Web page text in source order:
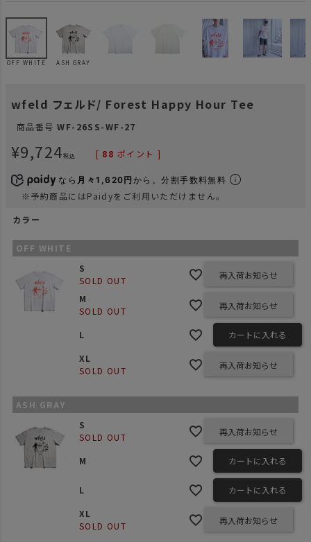
OFF WHITE ASH GRAY
wfeld フェルド/ Forest Happy Hour Tee
商品番号 WF-26SS-WF-27
¥9,724税込 [ 88 ポイント ]
なら 月々1,620円 から。分割手数料無料
※予約商品にはPaidyをご利用いただけません。
カラー
OFF WHITE
S
SOLD OUT
再入荷お知らせ
M
SOLD OUT
再入荷お知らせ
L
カートに入れる
XL
SOLD OUT
再入荷お知らせ
ASH GRAY
S
SOLD OUT
再入荷お知らせ
M カートに入れる
L
カートに入れる
XL
SOLD OUT
再入荷お知らせ